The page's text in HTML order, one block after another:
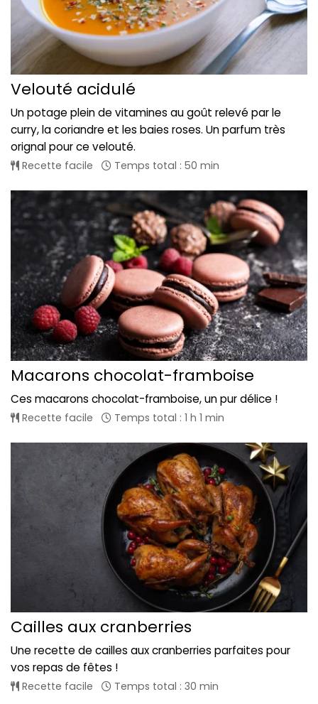
Velouté acidulé
Un potage plein de vitamines au goût relevé par le
curry, la coriandre et les baies roses. Un parfum très
orignal pour ce velouté.
Recette facile Temps total : 50 min
Macarons chocolat-framboise
Ces macarons chocolat-framboise, un pur délice !
Recette facile Temps total : 1 h 1 min
Cailles aux cranberries
Une recette de cailles aux cranberries parfaites pour
vos repas de fêtes !
Recette facile Temps total : 30 min